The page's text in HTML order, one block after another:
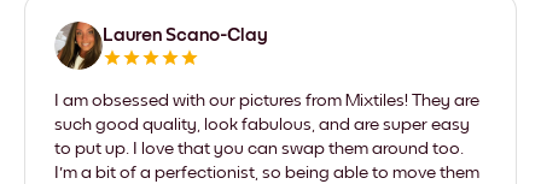
Lauren Scano-Clay
I am obsessed with our pictures from Mixtiles! They are
such good quality, look fabulous, and are super easy
to put up. I love that you can swap them around too.
I'm a bit of a perfectionist, so being able to move them